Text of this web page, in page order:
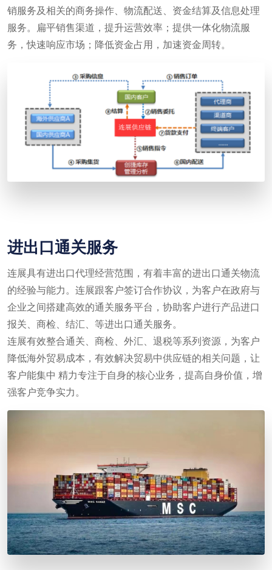
销服务及相关的商务操作、物流配送、资金结算及信息处理
服务。扁平销售渠道，提升运营效率；提供一体化物流服
务，快速响应市场；降低资金占用，加速资金周转。
进出口通关服务
连展具有进出口代理经营范围，有着丰富的进出口通关物流
的经验与能力。连展跟客户签订合作协议，为客户在政府与
企业之间搭建高效的通关服务平台，协助客户进行产品进口
报关、商检、结汇、等进出口通关服务。
连展有效整合通关、商检、外汇、退税等系列资源，为客户
降低海外贸易成本，有效解决贸易中供应链的相关问题，让
客户能集中 精力专注于自身的核心业务，提高自身价值，增
强客户竞争实力。